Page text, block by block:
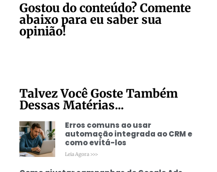
Gostou do conteúdo? Comente
abaixo para eu saber sua
opinião!
Talvez Você Goste Também
Dessas Matérias...
Erros comuns ao usar
automação integrada ao CRM e
como evitá-los
Leia Agora >>>